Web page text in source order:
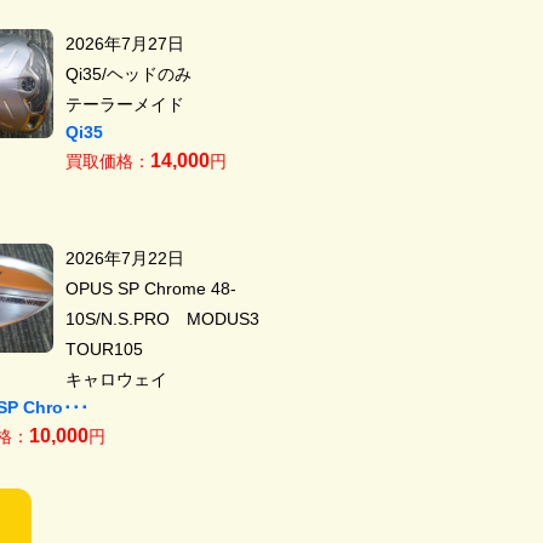
2026年7月27日
Qi35/ヘッドのみ
テーラーメイド
Qi35
買取価格： 14,000円
2026年7月22日
OPUS SP Chrome 48-
10S/N.S.PRO MODUS3
TOUR105
キャロウェイ
Chro･･･
： 10,000円